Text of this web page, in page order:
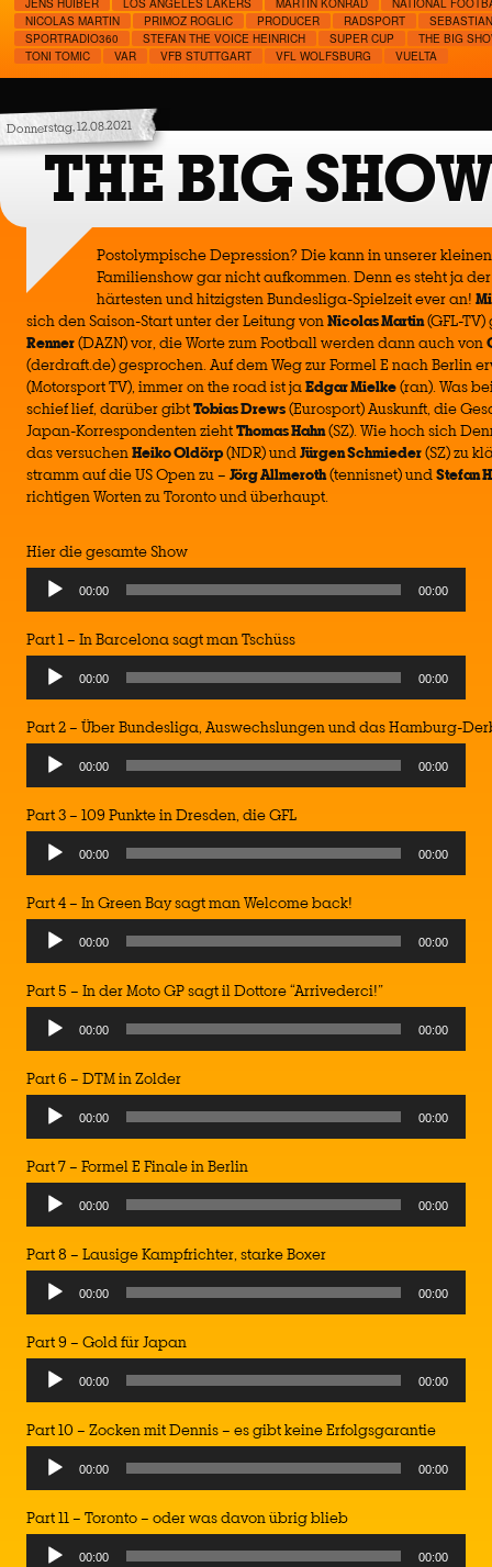
JENS HUIBER LOS ANGELES LAKERS MARTIN KONRAD
NATIONAL
NICOLAS MARTIN
PRIMOZ ROGLIC PRODUCER RADSPORT
SPORTRADIO360
STEFAN THE VOICE HEINRICH SUPER CUP
THE BIG
TONI TOMIC
VAR VFB STUTTGART VFL WOLFSBURG VUELTA
Donnerstag, 12.08.2021
THE BIG
Postolympische Depression? Die kann in unserer
Familienshow gar nicht aufkommen. Denn es steht ja
härtesten und hitzigsten Bundesliga-Spielzeit ever an!
sich den Saison-Start unter der Leitung vonNicolas Martin(GFL-
Renner(DAZN) vor, die Worte zum Football werden dann auch von
(derdraft.de) gesprochen. Auf dem Weg zur Formel E nach Berlin
(Motorsport TV), immer on the road ist jaEdgar Mielke(ran). Was
schief lief, darüber gibtTobias Drews(Eurosport) Auskunft, die
Japan-Korrespondenten ziehtThomas Hahn(SZ). Wie hoch sich
das versuchenHeiko Oldörp(NDR) undJürgen Schmieder(SZ) zu
stramm auf die US Open zu – Jörg Allmeroth(tennisnet) undStefan
richtigen Worten zu Toronto und überhaupt.
Hier die gesamte Show
00:00 00:00
Part 1 – In Barcelona sagt man Tschüss
00:00 00:00
Part 2 – Über Bundesliga, Auswechslungen und das Hamburg-
00:00 00:00
Part 3 – 109 Punkte in Dresden, die GFL
00:00 00:00
Part 4 – In Green Bay sagt man Welcome back!
00:00 00:00
Part 5 – In der Moto GP sagt il Dottore “Arrivederci!”
00:00 00:00
Part 6 – DTM in Zolder
00:00 00:00
Part 7 – Formel E Finale in Berlin
00:00 00:00
Part 8 – Lausige Kampfrichter, starke Boxer
00:00 00:00
Part 9 – Gold für Japan
00:00 00:00
Part 10 – Zocken mit Dennis – es gibt keine Erfolgsgarantie
00:00 00:00
Part 11 – Toronto – oder was davon übrig blieb
00:00 00:00